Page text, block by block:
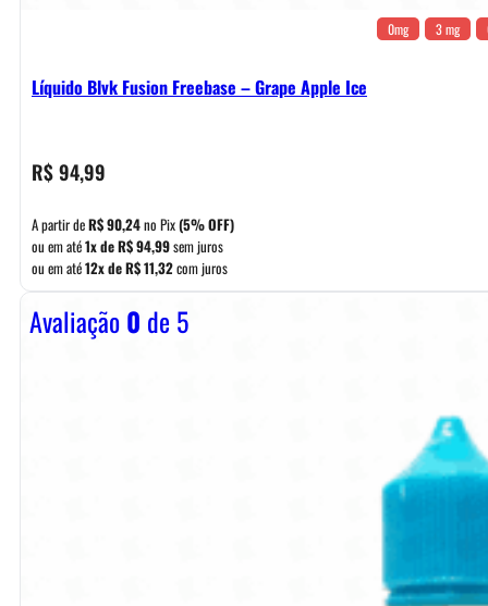
0mg 3 mg
Líquido Blvk Fusion Freebase – Grape Apple Ice
R$94,99
A partir deR$90,24no Pix(5% OFF)
ou em até1x deR$94,99sem juros
ou em até12x deR$11,32com juros
Avaliação0 de 5